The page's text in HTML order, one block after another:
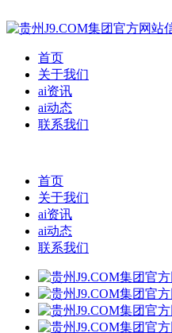
首页
关于我们
ai资讯
ai动态
联系我们
首页
关于我们
ai资讯
ai动态
联系我们